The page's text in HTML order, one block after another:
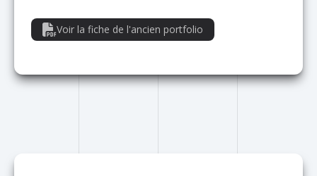
Voir la fiche de l'ancien portfolio